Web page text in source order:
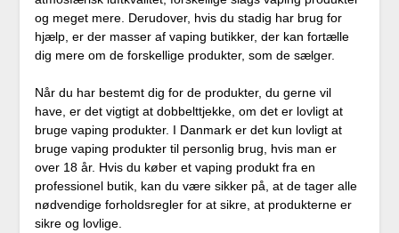
og meget mere. Derudover, hvis du stadig har brug for
hjælp, er der masser af vaping butikker, der kan fortælle
dig mere om de forskellige produkter, som de sælger.
Når du har bestemt dig for de produkter, du gerne vil
have, er det vigtigt at dobbelttjekke, om det er lovligt at
bruge vaping produkter. I Danmark er det kun lovligt at
bruge vaping produkter til personlig brug, hvis man er
over 18 år. Hvis du køber et vaping produkt fra en
professionel butik, kan du være sikker på, at de tager alle
nødvendige forholdsregler for at sikre, at produkterne er
sikre og lovlige.